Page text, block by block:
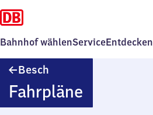
Bahnhof wählenServiceEntdecken
Besch
Fahrpläne